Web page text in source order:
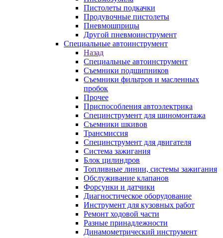
Пистолеты подкачки
Продувочные пистолеты
Пневмошприцы
Другой пневмоинструмент
Специальные автоинструмент
Назад
Специальные автоинструмент
Съемники подшипников
Съемники фильтров и масленных
пробок
Прочее
Приспособления автоэлектрика
Специнструмент для шиномонтажа
Съемники шкивов
Трансмиссия
Специнструмент для двигателя
Система зажигания
Блок цилиндров
Топливные линии, системы зажигания
Обслуживание клапанов
Форсунки и датчики
Диагностическое оборудование
Инструмент для кузовных работ
Ремонт ходовой части
Разные принадлежности
Динамометрический инструмент